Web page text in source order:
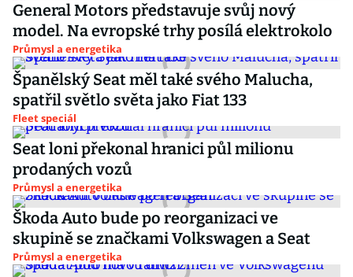
General Motors představuje svůj nový
model. Na evropské trhy posílá elektrokolo
Průmysl a energetika
Španělský Seat měl také svého Malucha,
spatřil světlo světa jako Fiat 133
Fleet speciál
Seat loni překonal hranici půl milionu
prodaných vozů
Průmysl a energetika
Škoda Auto bude po reorganizaci ve
skupině se značkami Volkswagen a Seat
Průmysl a energetika